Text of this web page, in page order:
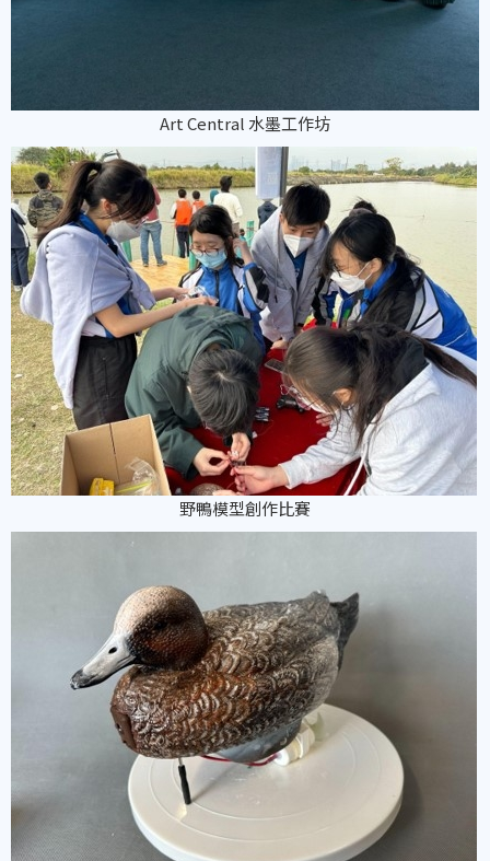
Art Central 水墨工作坊
野鴨模型創作比賽